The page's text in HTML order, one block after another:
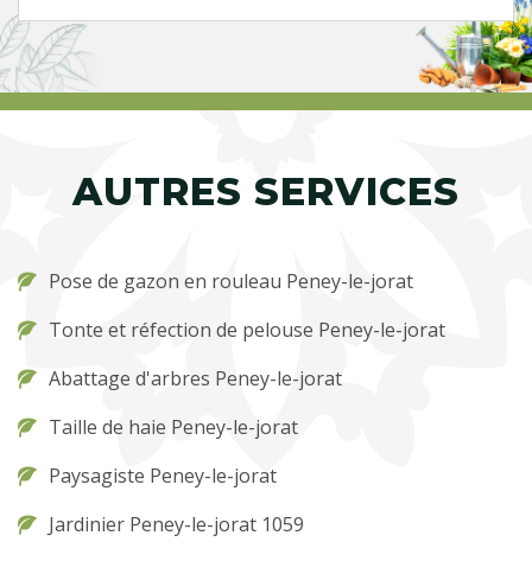
AUTRES SERVICES
Pose de gazon en rouleau Peney-le-jorat
Tonte et réfection de pelouse Peney-le-jorat
Abattage d'arbres Peney-le-jorat
Taille de haie Peney-le-jorat
Paysagiste Peney-le-jorat
Jardinier Peney-le-jorat 1059